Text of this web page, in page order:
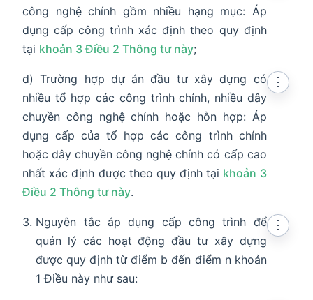
công nghệ chính gồm nhiều hạng mục: Áp
dụng cấp công trình xác định theo quy định
tại khoản 3 Điều 2 Thông tư này;
d) Trường hợp dự án đầu tư xây dựng có
nhiều tổ hợp các công trình chính, nhiều dây
chuyền công nghệ chính hoặc hỗn hợp: Áp
dụng cấp của tổ hợp các công trình chính
hoặc dây chuyền công nghệ chính có cấp cao
nhất xác định được theo quy định tại khoản 3
Điều 2 Thông tư này.
⋮
Nguyên tắc áp dụng cấp công trình để
quản lý các hoạt động đầu tư xây dựng
được quy định từ điểm b đến điểm n khoản
1 Điều này như sau:
⋮